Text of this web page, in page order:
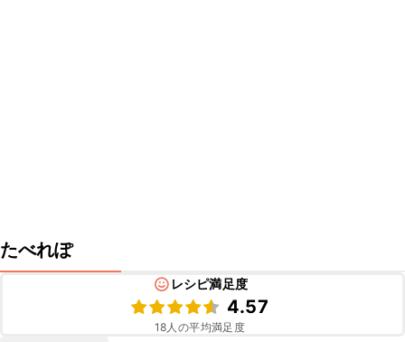
たべれぽ
レシピ満足度
4.57
18人の平均満足度